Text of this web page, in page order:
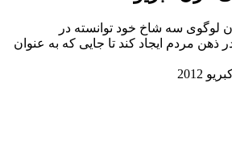
آن لوگوی سه شاخ خود توانسته در
مردم ایجاد کند تا جایی که به عنوان
2012